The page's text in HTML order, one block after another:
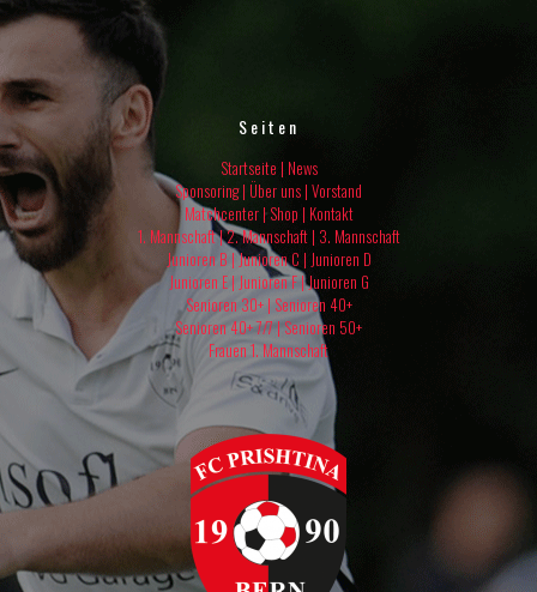
Seiten
Startseite | News
Sponsoring| Über uns | Vorstand
Matchcenter|Shop | Kontakt
1. Mannschaft|2. Mannschaft| 3. Mannschaft
Junioren B |Junioren C | Junioren D
Junioren E | Junioren F |Junioren G
Senioren 30+ | Senioren 40+
Senioren 40+ 7/7 |Senioren 50+
Frauen 1. Mannschaft